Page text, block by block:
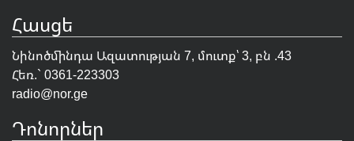
Հասցե
Նինոծմինդա Ազատության 7, մուտք՝ 3, բն .43
Հեռ.` 0361-223303
radio@nor.ge
Դոնորներ